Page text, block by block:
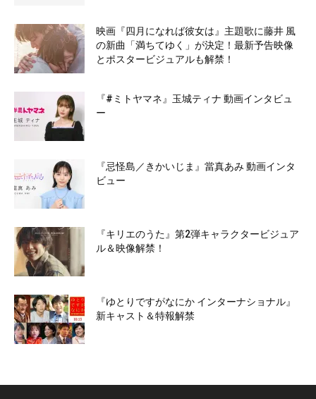
映画『四月になれば彼女は』主題歌に藤井 風
の新曲「満ちてゆく」が決定！最新予告映像
とポスタービジュアルも解禁！
『#ミトヤマネ』玉城ティナ 動画インタビュ
ー
『忌怪島／きかいじま』當真あみ 動画インタ
ビュー
『キリエのうた』第2弾キャラクタービジュア
ル＆映像解禁！
『ゆとりですがなにか インターナショナル』
新キャスト＆特報解禁